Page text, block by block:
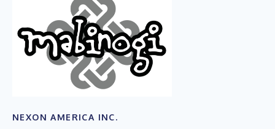
NEXON AMERICA INC.